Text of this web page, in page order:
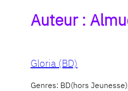
Auteur :
Gloria (BD)
Genres: BD(hors